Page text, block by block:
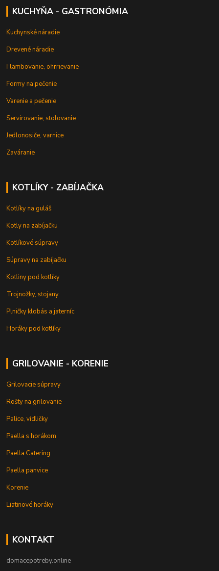
KUCHYŇA - GASTRONÓMIA
Kuchynské náradie
Drevené náradie
Flambovanie, ohrrievanie
Formy na pečenie
Varenie a pečenie
Servírovanie, stolovanie
Jedlonosiče, varnice
Zaváranie
KOTLÍKY - ZABÍJAČKA
Kotlíky na guláš
Kotly na zabíjačku
Kotlíkové súpravy
Súpravy na zabíjačku
Kotliny pod kotlíky
Trojnožky, stojany
Plničky klobás a jaterníc
Horáky pod kotlíky
GRILOVANIE - KORENIE
Grilovacie súpravy
Rošty na grilovanie
Palice, vidličky
Paella s horákom
Paella Catering
Paella panvice
Korenie
Liatinové horáky
KONTAKT
domacepotreby.online